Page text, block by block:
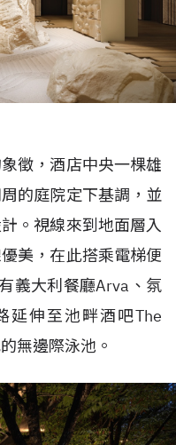
徵，酒店中央一棵雄
的庭院定下基調，並
。視線來到地面層入
美，在此搭乘電梯便
義大利餐廳Arva 、氛
延伸至池畔酒吧The
無邊際泳池。